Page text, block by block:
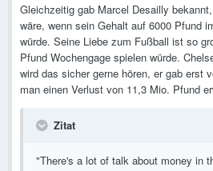
Gleichzeitig gab Marcel Desailly
wäre, wenn sein Gehalt auf 6000 Pfund
würde. Seine Liebe zum Fußball ist so
Pfund Wochengage spielen würde.
wird das sicher gerne hören, er gab erst
man einen Verlust von 11,3 Mio. Pfund
Zitat
"There's a lot of talk about money in